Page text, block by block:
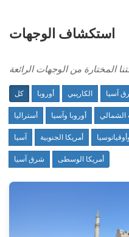
استكشاف الوجهات
المختارة من الوجهات الرائعة
كل أوروبا الكاريبي آسيا
أستراليا أوروبا وآسيا الشمالي
آسيا أمريكا الجنوبية
شرق آسيا أمريكا الوسطى